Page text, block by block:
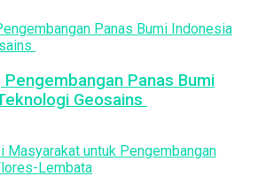
Panas Bumi
Geosains